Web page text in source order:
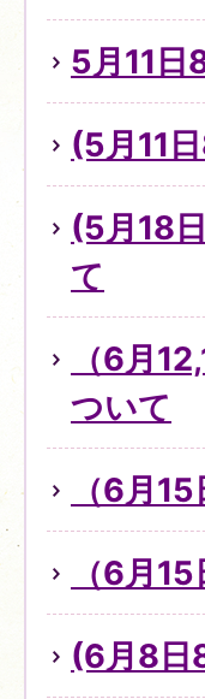
5月11日
(5月11
(5月18
て
（6月
ついて
（6月
（6月
(6月8日